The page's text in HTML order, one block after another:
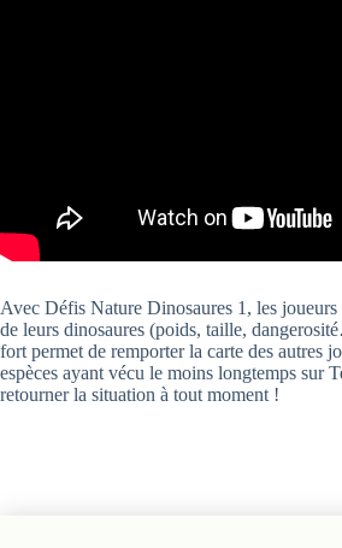
Avec Défis Nature Dinosaures 1, les
de leurs dinosaures (poids, taille,
fort permet de remporter la carte des autres
espèces ayant vécu le moins longtemps sur
retourner la situation à tout moment !